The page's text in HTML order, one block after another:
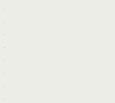
.
.
.
.
.
.
.
.